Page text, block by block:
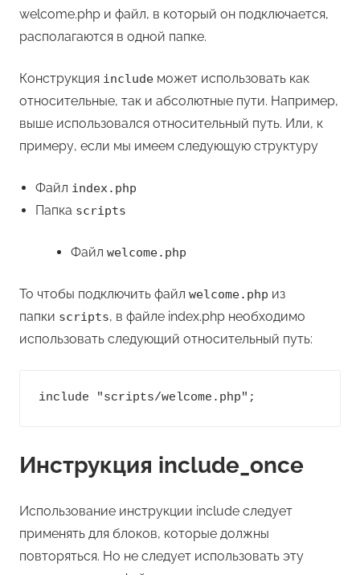
welcome.php и файл, в который он подключается,
располагаются в одной папке.
Конструкция include может использовать как
относительные, так и абсолютные пути. Например,
выше использовался относительный путь. Или, к
примеру, если мы имеем следующую структуру
Файл index.php
Папка scripts
Файл welcome.php
То чтобы подключить файл welcome.php из
папки scripts, в файле index.php необходимо
использовать следующий относительный путь:
include "scripts/welcome.php";
Инструкция include_once
Использование инструкции include следует
применять для блоков, которые должны
повторяться. Но не следует использовать эту